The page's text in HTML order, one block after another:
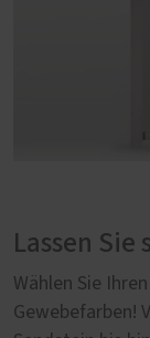
Lassen
Wählen Sie
Gewebefarben!